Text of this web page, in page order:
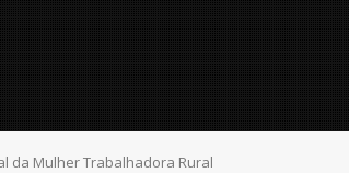
da Mulher Trabalhadora Rural